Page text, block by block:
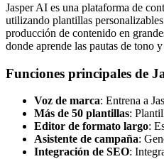
Jasper AI es una plataforma de
utilizando plantillas
producción de contenido en
donde aprende las pautas de tono
Funciones principales de
Voz de marca: Entrena a
Más de 50 plantillas:
Editor de formato largo:
Asistente de campaña:
Integración de SEO: